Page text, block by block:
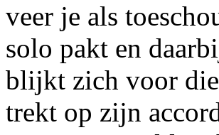
veer je als
solo pakt en
blijkt zich voor
trekt op zijn